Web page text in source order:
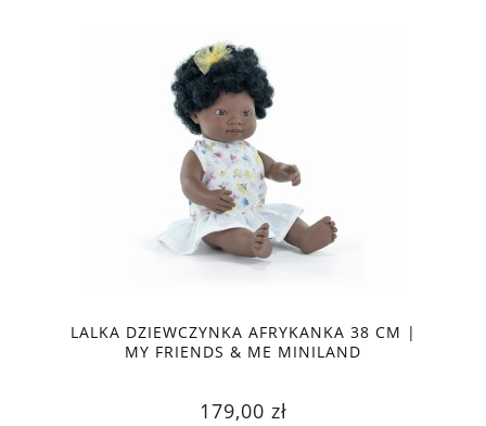
LALKA DZIEWCZYNKA AFRYKANKA 38 CM |
MY FRIENDS & ME MINILAND
179,00 zł